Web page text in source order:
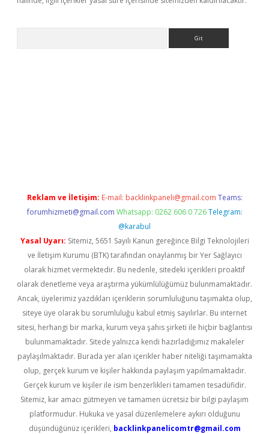
Reklam ve İletişim: E-mail: backlinkpaneli@gmail.com Teams:
forumhizmeti@gmail.com Whatsapp: 0262 606 0 726 Telegram:
@karabul
Yasal Uyarı: Sitemiz, 5651 Sayılı Kanun gereğince Bilgi Teknolojileri
ve İletişim Kurumu (BTK) tarafından onaylanmış bir Yer Sağlayıcı
olarak hizmet vermektedir. Bu nedenle, sitedeki içerikleri proaktif
olarak denetleme veya araştırma yükümlülüğümüz bulunmamaktadır.
Ancak, üyelerimiz yazdıkları içeriklerin sorumluluğunu taşımakta olup,
siteye üye olarak bu sorumluluğu kabul etmiş sayılırlar. Bu internet
sitesi, herhangi bir marka, kurum veya şahıs şirketi ile hiçbir bağlantısı
bulunmamaktadır. Sitede yalnızca kendi hazırladığımız makaleler
paylaşılmaktadır. Burada yer alan içerikler haber niteliği taşımamakta
olup, gerçek kurum ve kişiler hakkında paylaşım yapılmamaktadır.
Gerçek kurum ve kişiler ile isim benzerlikleri tamamen tesadüfidir.
Sitemiz, kar amacı gütmeyen ve tamamen ücretsiz bir bilgi paylaşım
platformudur. Hukuka ve yasal düzenlemelere aykırı olduğunu
düşündüğünüz içerikleri, backlinkpanelicomtr@gmail.com